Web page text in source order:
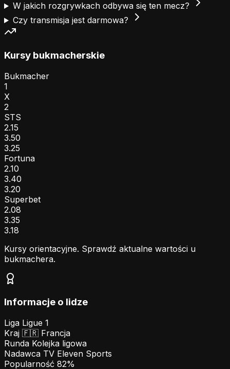
W jakich rozgrywkach odbywa się ten mecz?
Czy transmisja jest darmowa?
Kursy bukmacherskie
Bukmacher
1
X
2
STS
2.15
3.50
3.25
Fortuna
2.10
3.40
3.20
Superbet
2.08
3.35
3.18
Kursy orientacyjne. Sprawdź aktualne wartości u
bukmachera.
Informacje o lidze
Liga Ligue 1
Kraj 🇫🇷 Francja
Runda Kolejka ligowa
Nadawca TV Eleven Sports
Popularność 82%